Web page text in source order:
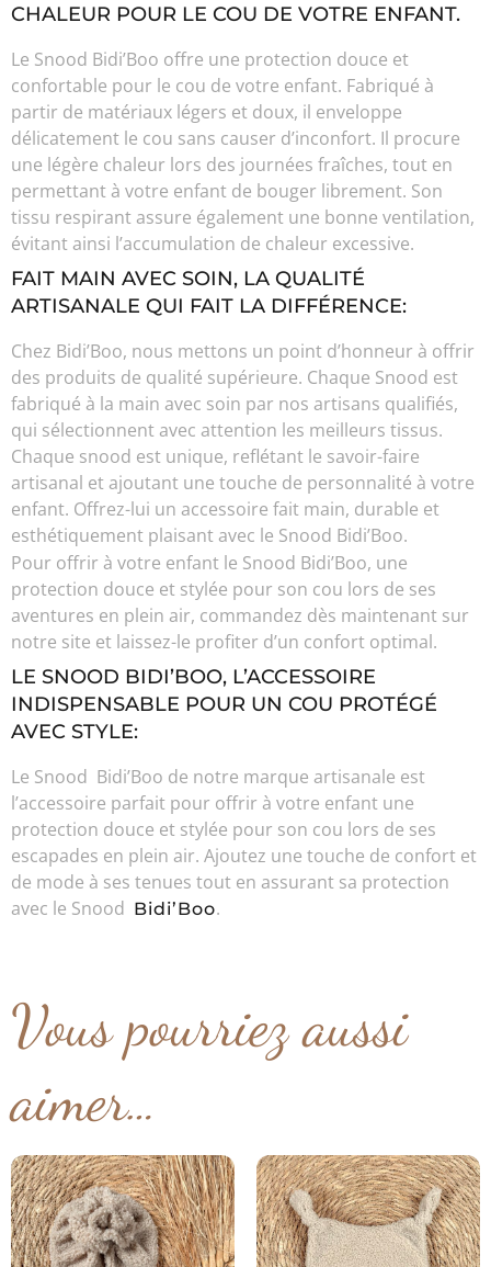
CHALEUR POUR LE COU DE VOTRE ENFANT.
Le Snood Bidi’Boo offre une protection douce et
confortable pour le cou de votre enfant. Fabriqué à
partir de matériaux légers et doux, il enveloppe
délicatement le cou sans causer d’inconfort. Il procure
une légère chaleur lors des journées fraîches, tout en
permettant à votre enfant de bouger librement. Son
tissu respirant assure également une bonne ventilation,
évitant ainsi l’accumulation de chaleur excessive.
FAIT MAIN AVEC SOIN, LA QUALITÉ
ARTISANALE QUI FAIT LA DIFFÉRENCE:
Chez Bidi’Boo, nous mettons un point d’honneur à offrir
des produits de qualité supérieure. Chaque Snood est
fabriqué à la main avec soin par nos artisans qualifiés,
qui sélectionnent avec attention les meilleurs tissus.
Chaque snood est unique, reflétant le savoir-faire
artisanal et ajoutant une touche de personnalité à votre
enfant. Offrez-lui un accessoire fait main, durable et
esthétiquement plaisant avec le Snood Bidi’Boo.
Pour offrir à votre enfant le Snood Bidi’Boo, une
protection douce et stylée pour son cou lors de ses
aventures en plein air, commandez dès maintenant sur
notre site et laissez-le profiter d’un confort optimal.
LE SNOOD BIDI’BOO, L’ACCESSOIRE
INDISPENSABLE POUR UN COU PROTÉGÉ
AVEC STYLE:
Le Snood Bidi’Boo de notre marque artisanale est
l’accessoire parfait pour offrir à votre enfant une
protection douce et stylée pour son cou lors de ses
escapades en plein air. Ajoutez une touche de confort et
de mode à ses tenues tout en assurant sa protection
avec le Snood Bidi’Boo.
Vous pourriez aussi
aimer…